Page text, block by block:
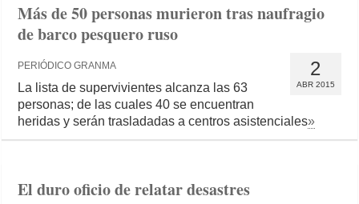
Más de 50 personas murieron tras naufragio
de barco pesquero ruso
2
ABR 2015
PERIÓDICO GRANMA
La lista de supervivientes alcanza las 63
personas; de las cuales 40 se encuentran
heridas y serán trasladadas a centros asistenciales»
El duro oficio de relatar desastres